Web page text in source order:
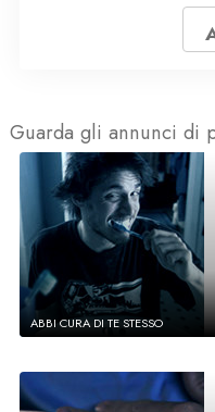
Guarda gli annunci di
ABBI CURA DI TE STESSO